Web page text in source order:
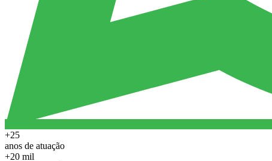
+25
anos de atuação
+20 mil